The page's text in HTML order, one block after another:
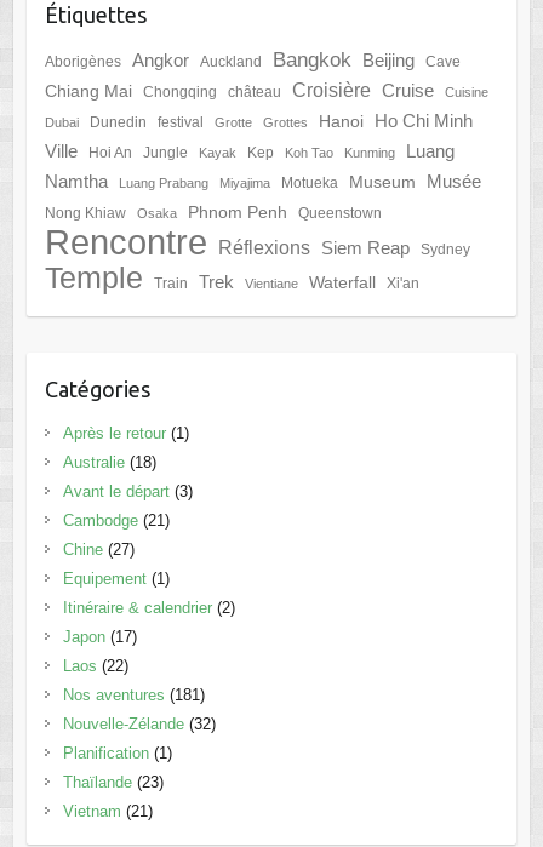
Étiquettes
Aborigènes Angkor Auckland Bangkok Beijing Cave
Chiang Mai Chongqing château Croisière Cruise Cuisine
Dubai Dunedin festival Grotte Grottes Hanoi
Ho Chi Minh
Ville
Hoi An Jungle Kayak Kep Koh Tao Kunming
Luang
Namtha
Luang Prabang Miyajima Motueka Museum Musée
Nong Khiaw Osaka Phnom Penh Queenstown
Rencontre Réflexions Siem Reap Sydney
Temple Train Trek Vientiane Waterfall Xi'an
Catégories
Après le retour(1)
Australie(18)
Avant le départ(3)
Cambodge(21)
Chine(27)
Equipement(1)
Itinéraire & calendrier(2)
Japon(17)
Laos (22)
Nos aventures (181)
Nouvelle-Zélande(32)
Planification(1)
Thaïlande(23)
Vietnam (21)